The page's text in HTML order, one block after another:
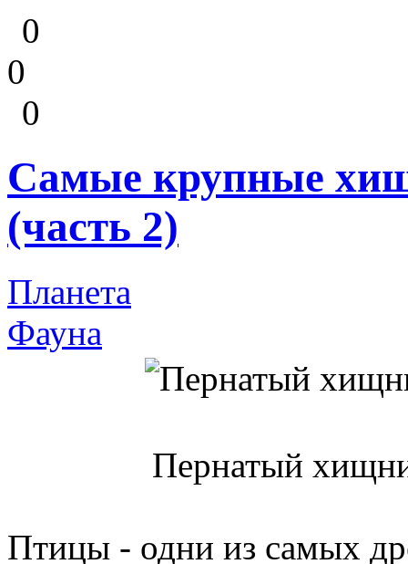
0
0
0
Самые крупные
(часть 2)
Планета
Фауна
Пернатый
Птицы - одни из самых